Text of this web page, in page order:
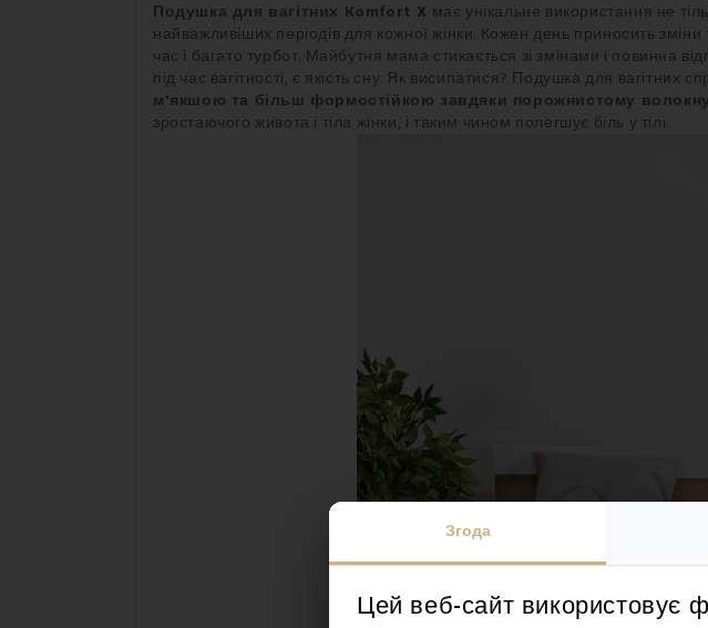
Згода
Цей веб-сайт використовує
Подушка для вагітних Komfort X має унікальне використання не
найважливіших періодів для кожної жінки. Кожен день приносить
час і багато турбот. Майбутня мама стикається зі змінами і повинна
під час вагітності, є якість сну. Як висипатися? Подушка для
м'якшою та більш формостійкою завдяки порожнистому волокну
зростаючого живота і тіла жінки, і таким чином полегшує біль у тілі.